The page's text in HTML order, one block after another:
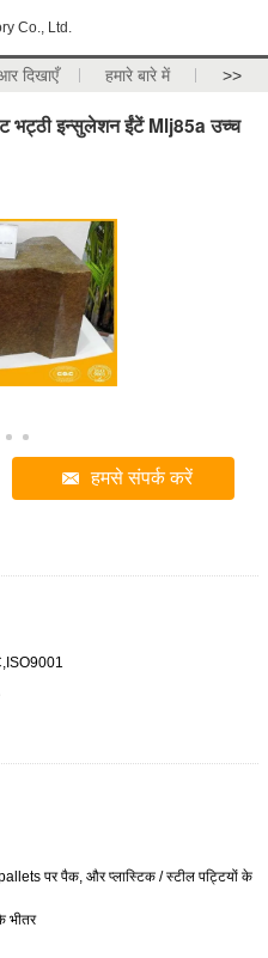
Co., Ltd.
दिखाएँ हमारे बारे में >>
भट्ठी इन्सुलेशन ईंटें Mlj85a उच्च
हमसे संपर्क करें
पर पैक, और प्लास्टिक / स्टील पट्टियों के
भीतर